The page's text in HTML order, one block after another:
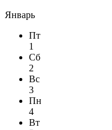
Январь
Пт
1
Сб
2
Вс
3
Пн
4
Вт